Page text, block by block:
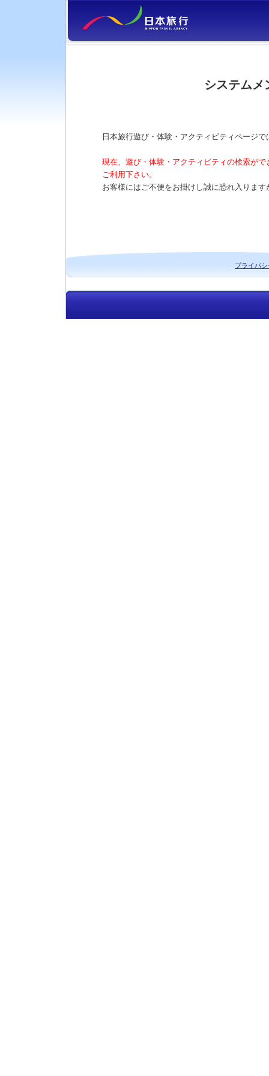
システムメ
日本旅行遊び・体験・アクティビティページ
現在、遊び・体験・アクティビティの検索が
ご利用下さい。
お客様にはご不便をお掛けし誠に恐れ入りま
プライバ